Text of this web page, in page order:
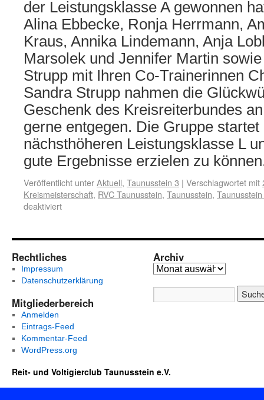
der Leistungsklasse A gewonnen
Alina Ebbecke, Ronja Herrmann,
Kraus, Annika Lindemann, Anja
Marsolek und Jennifer Martin
Strupp mit Ihren Co-Trainerinnen
Sandra Strupp nahmen die
Geschenk des Kreisreiterbundes
gerne entgegen. Die Gruppe
nächsthöheren Leistungsklasse L
gute Ergebnisse erzielen zu
Veröffentlicht unterAktuell, Taunusstein 3 | Verschlagwortet mit
Kreismeisterschaft, RVC Taunusstein, Taunusstein,
deaktiviert
Rechtliches
Impressum
Datenschutzerklärung
Mitgliederbereich
Anmelden
Eintrags-Feed
Kommentar-Feed
WordPress.org
Archiv
Reit- und Voltigierclub Taunusstein e.V.